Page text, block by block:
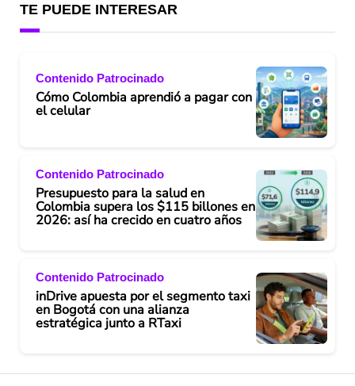
TE PUEDE INTERESAR
Contenido Patrocinado
Cómo Colombia aprendió a pagar con
el celular
Contenido Patrocinado
Presupuesto para la salud en
Colombia supera los $115 billones en
2026: así ha crecido en cuatro años
Contenido Patrocinado
inDrive apuesta por el segmento taxi
en Bogotá con una alianza
estratégica junto a RTaxi